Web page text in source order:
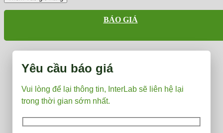
độ
ẩm
ST-
số
lượng
BÁO GIÁ
Yêu cầu báo giá
Vui lòng để lại thông tin, InterLab sẽ liên hệ lại
trong thời gian sớm nhất.